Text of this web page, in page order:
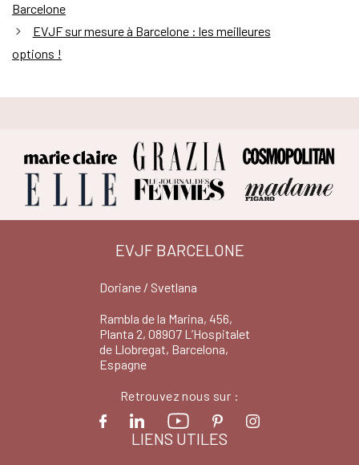
Barcelone
EVJF sur mesure à Barcelone : les meilleures
options !
EVJF BARCELONE
Doriane / Svetlana
Rambla de la Marina, 456,
Planta 2, 08907 L’Hospitalet
de Llobregat, Barcelona,
Espagne
Retrouvez nous sur :
LIENS UTILES